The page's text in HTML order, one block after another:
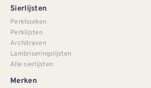
Sierlijsten
Perkhoeken
Perklijsten
Architraven
Lambriseringslijsten
Alle sierlijsten
Merken